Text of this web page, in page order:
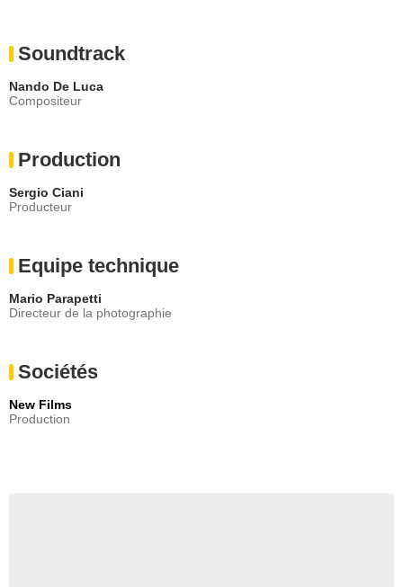
Soundtrack
Nando De Luca
Compositeur
Production
Sergio Ciani
Producteur
Equipe technique
Mario Parapetti
Directeur de la photographie
Sociétés
New Films
Production